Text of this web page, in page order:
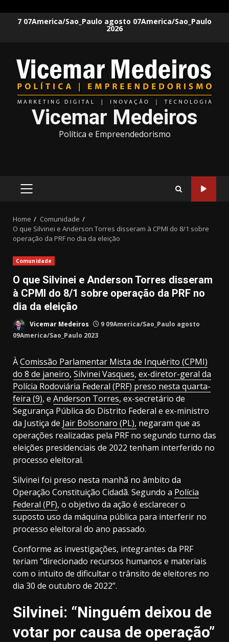
7 07America/Sao_Paulo agosto 07America/Sao_Paulo
2026
Vicemar Medeiros
Política e Empreendedorismo
PRIMARY
Home
Comunidade
O que Silvinei e Anderson Torres disseram à CPMI do 8/1 sobre
operação da PRF no dia da eleição
Comunidade
O que Silvinei e Anderson Torres disseram
à CPMI do 8/1 sobre operação da PRF no
dia da eleição
Vicemar Medeiros
9 09America/Sao_Paulo agosto
09America/Sao_Paulo 2023
ÀComissão Parlamentar Mista de Inquérito (CPMI)
do 8 de janeiro, Silvinei Vasques, ex-diretor-geral da
Polícia Rodoviária Federal (PRF) preso nesta quarta-
feira (9), e Anderson Torres, ex-secretário de
Segurança Pública do Distrito Federal e ex-ministro
da Justiça de Jair Bolsonaro (PL), negaram que as
operações realizadas pela PRF no segundo turno das
eleições presidenciais de 2022 tenham interferido no
processo eleitoral.
Silvinei foi preso nesta manhã no âmbito da
Operação Constituição Cidadã. Segundo a Polícia
Federal (PF), o objetivo da ação é esclarecer o
suposto uso da máquina pública para interferir no
processo eleitoral do ano passado.
Conforme as investigações, integrantes da PRF
teriam “direcionado recursos humanos e materiais
com o intuito de dificultar o trânsito de eleitores no
dia 30 de outubro de 2022”.
Silvinei: “Ninguém deixou de
votar por causa de operação”